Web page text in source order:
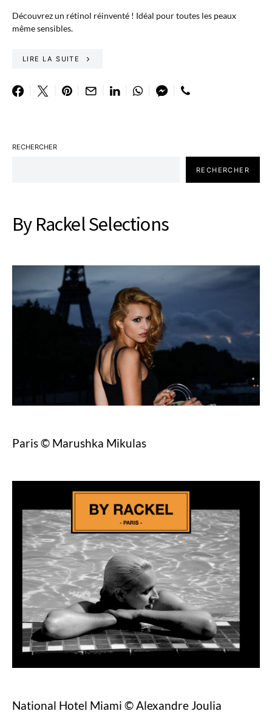
Découvrez un rétinol réinventé ! Idéal pour toutes les peaux
même sensibles.
LIRE LA SUITE
RECHERCHER
RECHERCHER
By Rackel Selections
Paris © Marushka Mikulas
National Hotel Miami © Alexandre Joulia